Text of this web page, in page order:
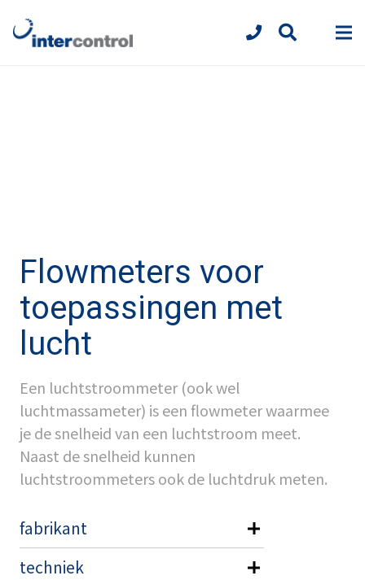
Flowmeters voor
toepassingen met
lucht
Een luchtstroommeter (ook wel
luchtmassameter) is een flowmeter waarmee
je de snelheid van een luchtstroom meet.
Naast de snelheid kunnen
luchtstroommeters ook de luchtdruk meten.
fabrikant
techniek